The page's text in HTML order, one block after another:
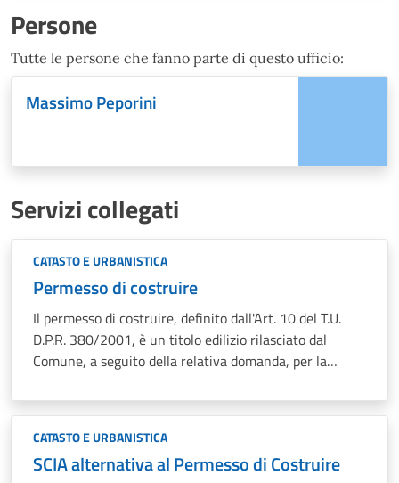
Persone
Tutte le persone che fanno parte di questo ufficio:
Massimo Peporini
Servizi collegati
CATASTO E URBANISTICA
Permesso di costruire
Il permesso di costruire, definito dall'Art. 10 del T.U.
D.P.R. 380/2001, è un titolo edilizio rilasciato dal
Comune, a seguito della relativa domanda, per la
CATASTO E URBANISTICA
SCIA alternativa al Permesso di Costruire